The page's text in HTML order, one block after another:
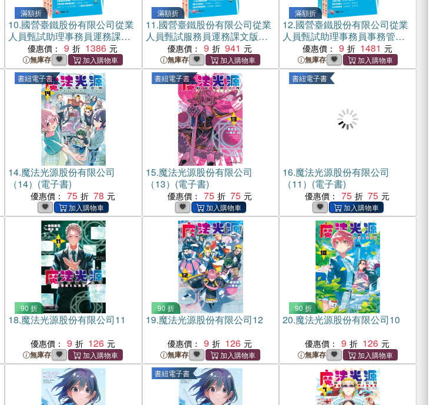
滿額折
10.國營臺鐵股份有限公司從業
人員甄試助理事務員運務課文
版套書（共三冊）
優惠價： 9 1386
無庫存
滿額折
11.國營臺鐵股份有限公司從業
人員甄試服務員運務課文版套
書（共二冊）
優惠價： 9 941
無庫存
滿額折
12.國營臺鐵股份有限公司從業
人員甄試助理事務員事務管理
課文版套書（共三冊）
優惠價： 9 1481
無庫存
書紐電子書
14.魔法光源股份有限公司
（14）(電子書)
優惠價： 75 78
書紐電子書
15.魔法光源股份有限公司
（13）(電子書)
優惠價： 75 75
書紐電子書
16.魔法光源股份有限公司
（11）(電子書)
優惠價： 75 75
90 折
18.魔法光源股份有限公司11
優惠價： 9 126
無庫存
90 折
19.魔法光源股份有限公司12
優惠價： 9 126
無庫存
90 折
20.魔法光源股份有限公司10
優惠價： 9 126
無庫存
書紐電子書